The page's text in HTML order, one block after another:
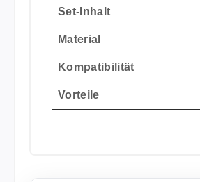
Set-Inhalt
Material
Kompatibilität
Vorteile